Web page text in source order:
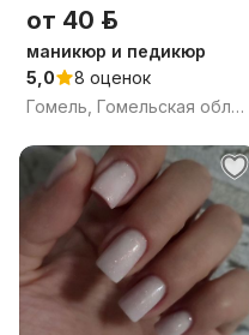
от 40 р.
маникюр и педикюр
5,0
8 оценок
Гомель, Гомельская область